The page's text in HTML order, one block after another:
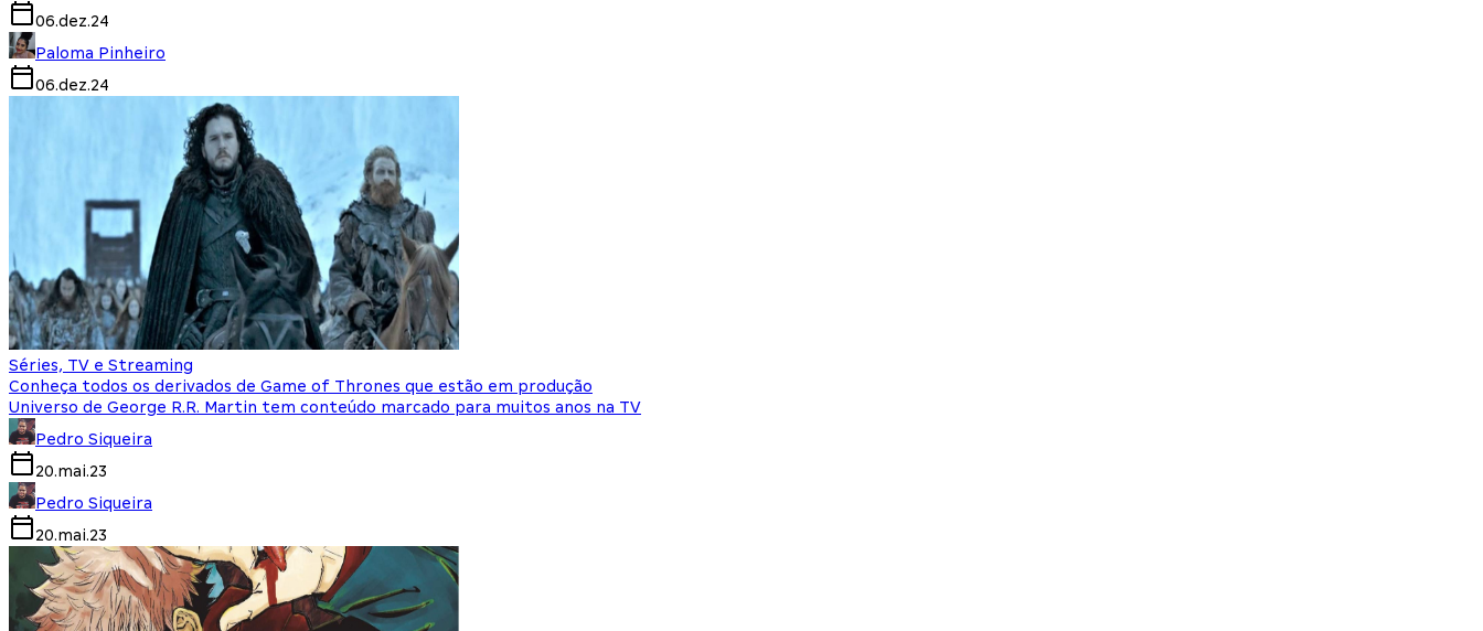
06.dez.24
Paloma Pinheiro
06.dez.24
Séries, TV e Streaming
Conheça todos os derivados de Game of Thrones que estão em produção
Universo de George R.R. Martin tem conteúdo marcado para muitos anos na TV
Pedro Siqueira
20.mai.23
Pedro Siqueira
20.mai.23